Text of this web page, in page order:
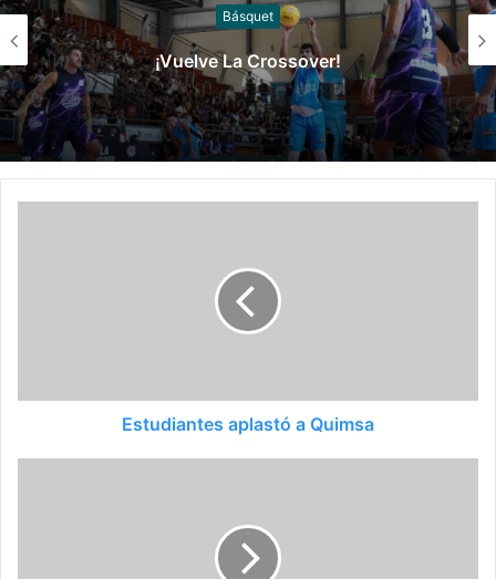
Slider
Argentina cerró la ventana clasificatoria con
victoria ante Panamá
Estudiantes aplastó a Quimsa